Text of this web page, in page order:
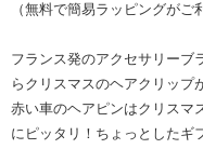
（無料で簡易ラッピングがご
フランス発のアクセサリーブ
らクリスマスのヘアクリップ
赤い車のヘアピンはクリスマ
にピッタリ！ちょっとしたギ